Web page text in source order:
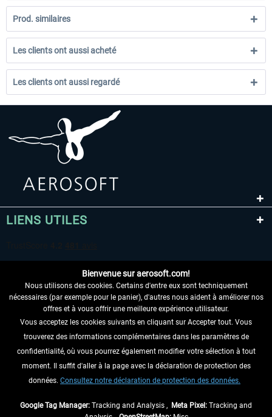
Prod. similaires
Les clients ont aussi acheté
Les clients ont aussi regardé
LIENS UTILES
RENONCER AU CONTRAT ICI
INFORMATIONS
NE MANQUEZ PAS LES DERNIÈRES
Bienvenue sur aerosoft.com!
Nous utilisons des cookies. Certains d'entre eux sont techniquement
nécessaires (par exemple pour le panier), d'autres nous aident à améliorer nos
offres et à vous offrir une meilleure expérience utilisateur.
Vous acceptez les cookies suivants en cliquant sur Accepter tout. Vous
trouverez des informations complémentaires dans les paramètres de
confidentialité, où vous pourrez également modifier votre sélection à tout
moment. Il suffit d'aller à la page avec la déclaration de protection des
données. Consultez notre déclaration de protection des données.
Google Tag Manager: Tracking and Analysis , Meta Pixel: Tracking and